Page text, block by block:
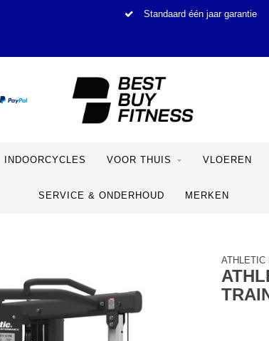
Standaard één jaar garantie
INDOORCYCLES VOOR THUIS VLOEREN
SERVICE & ONDERHOUD MERKEN
ATHLETIC